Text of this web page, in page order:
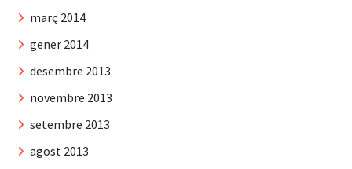
març 2014
gener 2014
desembre 2013
novembre 2013
setembre 2013
agost 2013